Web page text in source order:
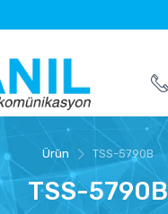
Ürün TSS-5790B
TSS-5790B